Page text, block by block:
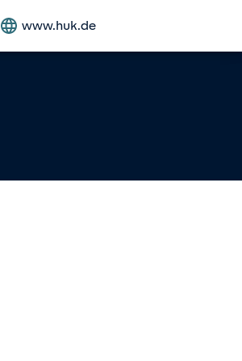
www.huk.de